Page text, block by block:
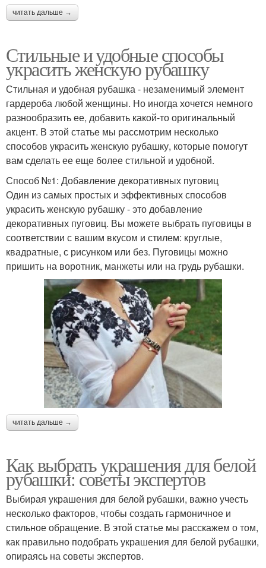
читать дальше →
Стильные и удобные способы
украсить женскую рубашку
Стильная и удобная рубашка - незаменимый элемент
гардероба любой женщины. Но иногда хочется немного
разнообразить ее, добавить какой-то оригинальный
акцент. В этой статье мы рассмотрим несколько
способов украсить женскую рубашку, которые помогут
вам сделать ее еще более стильной и удобной.
Способ №1: Добавление декоративных пуговиц
Один из самых простых и эффективных способов
украсить женскую рубашку - это добавление
декоративных пуговиц. Вы можете выбрать пуговицы в
соответствии с вашим вкусом и стилем: круглые,
квадратные, с рисунком или без. Пуговицы можно
пришить на воротник, манжеты или на грудь рубашки.
читать дальше →
Как выбрать украшения для белой
рубашки: советы экспертов
Выбирая украшения для белой рубашки, важно учесть
несколько факторов, чтобы создать гармоничное и
стильное обращение. В этой статье мы расскажем о том,
как правильно подобрать украшения для белой рубашки,
опираясь на советы экспертов.